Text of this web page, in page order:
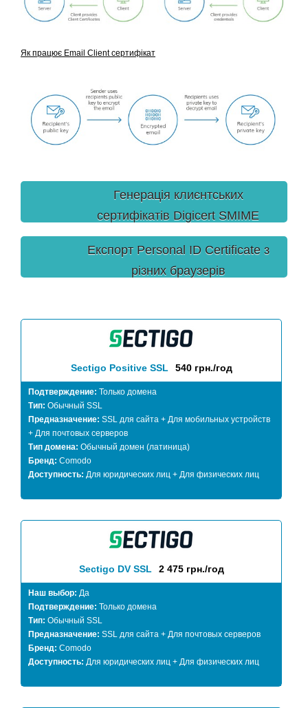
Як працює Email Client сертифікат
Генерація клиєнтських
сертифікатів Digicert SMIME
Personal ID Certificate
Експорт Personal ID Certificate з
різних браузерів
Sectigo Positive SSL 540 грн./год
Подтверждение: Только домена
Тип: Обычный SSL
Предназначение: SSL для сайта + Для мобильных устройств
+ Для почтовых серверов
Тип домена: Обычный домен (латиница)
Бренд: Comodo
Доступность: Для юридических лиц + Для физических лиц
Sectigo DV SSL 2 475 грн./год
Наш выбор: Да
Подтверждение: Только домена
Тип: Обычный SSL
Предназначение: SSL для сайта + Для почтовых серверов
Бренд: Comodo
Доступность: Для юридических лиц + Для физических лиц